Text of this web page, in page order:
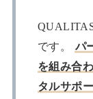
です。 パ
を組み合
タルサポ